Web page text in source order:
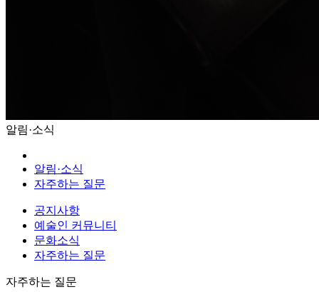
알림·소식
알림·소식
자주하는 질문
공지사항
예술인 커뮤니티
문화소식
자주하는 질문
자주하는 질문